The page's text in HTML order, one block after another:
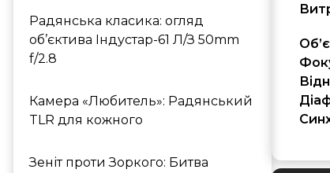
Радянська класика: огляд
об’єктива Індустар-61 Л/З 50mm
f/2.8
Камера «Любитель»: Радянський
TLR для кожного
Зеніт проти Зоркого: Битва